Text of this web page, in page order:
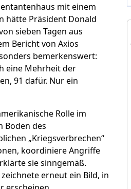
mit einem
hätte Präsident Donald
sieben Tagen aus
Bericht von Axios
bemerkenswert:
eine Mehrheit der
91 dafür. Nur ein
Rolle im
Boden des
„Kriegsverbrechen“
koordiniere Angriffe
sie sinngemäß.
erneut ein Bild, in